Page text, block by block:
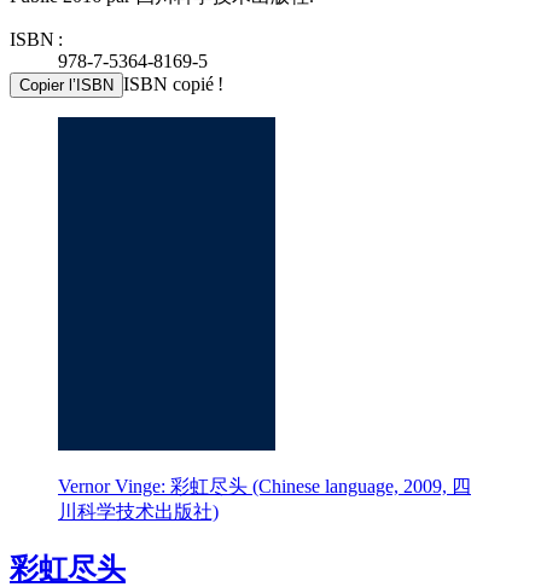
ISBN :
978-7-5364-8169-5
Copier l’ISBN ISBN copié !
Vernor Vinge: 彩虹尽头 (Chinese language, 2009, 四
川科学技术出版社)
彩虹尽头